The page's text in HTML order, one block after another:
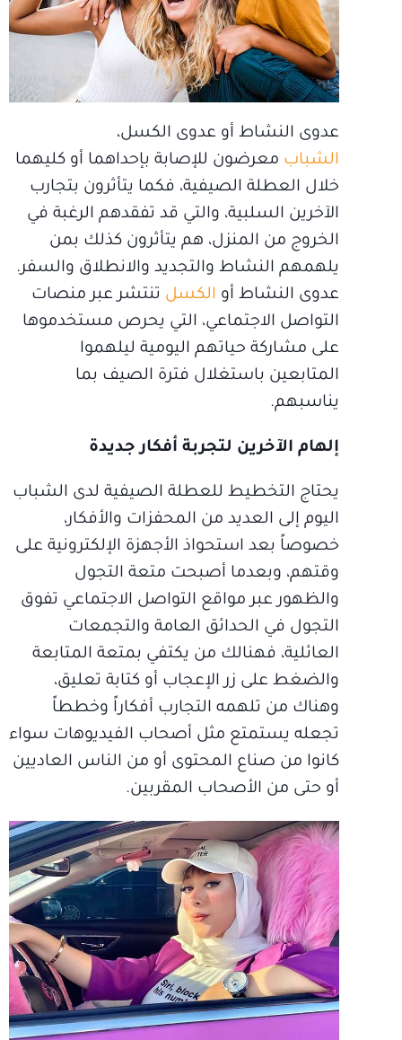
عدوى النشاط أو عدوى الكسل،
الشباب معرضون للإصابة بإحداهما أو كليهما
خلال العطلة الصيفية، فكما يتأثرون بتجارب
الآخرين السلبية، والتي قد تفقدهم الرغبة في
الخروج من المنزل، هم يتأثرون كذلك بمن
يلهمهم النشاط والتجديد والانطلاق والسفر.
عدوى النشاط أو الكسل تنتشر عبر منصات
التواصل الاجتماعي، التي يحرص مستخدموها
على مشاركة حياتهم اليومية ليلهموا
المتابعين باستغلال فترة الصيف بما
يناسبهم.
إلهام الآخرين لتجربة أفكار جديدة
يحتاج التخطيط للعطلة الصيفية لدى الشباب
اليوم إلى العديد من المحفزات والأفكار،
خصوصاً بعد استحواذ الأجهزة الإلكترونية على
وقتهم، وبعدما أصبحت متعة التجول
والظهور عبر مواقع التواصل الاجتماعي تفوق
التجول في الحدائق العامة والتجمعات
العائلية، فهنالك من يكتفي بمتعة المتابعة
والضغط على زر الإعجاب أو كتابة تعليق،
وهناك من تلهمه التجارب أفكاراً وخططاً
تجعله يستمتع مثل أصحاب الفيديوهات سواء
كانوا من صناع المحتوى أو من الناس العاديين
أو حتى من الأصحاب المقربين.